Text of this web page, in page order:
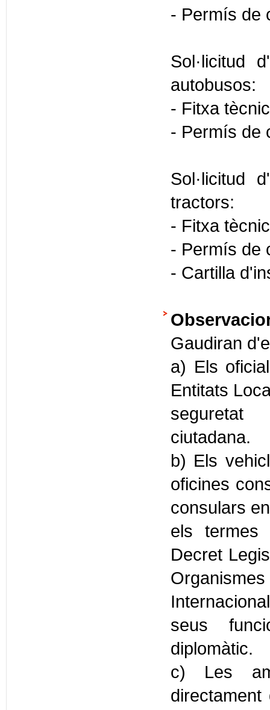
- Permís de
Sol·licitud
autobusos:
- Fitxa
- Permís de
Sol·licitud
tractors:
- Fitxa
- Permís de
- Cartilla
Gaudiran
a) Els
Entitats
seguretat
ciutadana.
b) Els
oficines
consulars en
els termes
Decret
Organismes
seus
diplomàtic.
c) Les